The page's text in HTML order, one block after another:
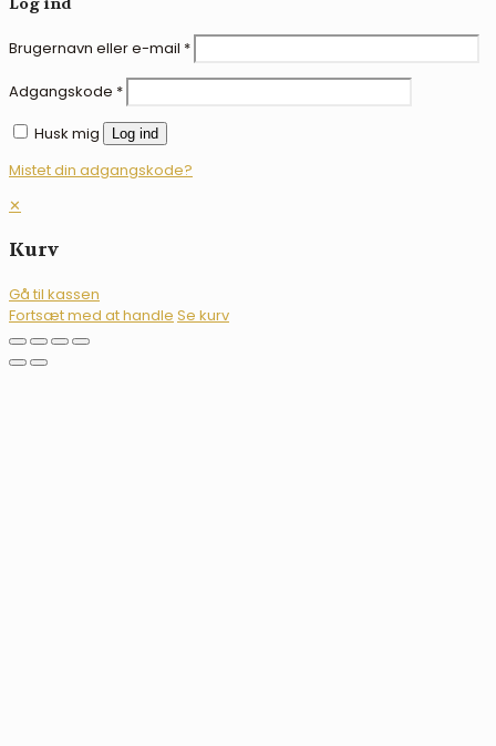
Brugernavn eller e-mail *
Adgangskode *
Husk mig
Log ind
Mistet din adgangskode?
✕
Kurv
Gå til kassen
Fortsæt med at handle Se kurv